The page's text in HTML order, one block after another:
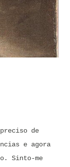
de
e agora
Sinto-me